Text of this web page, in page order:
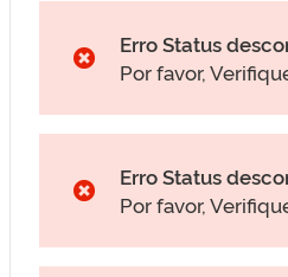
Erro Status
Por favor,
Erro Status
Por favor,